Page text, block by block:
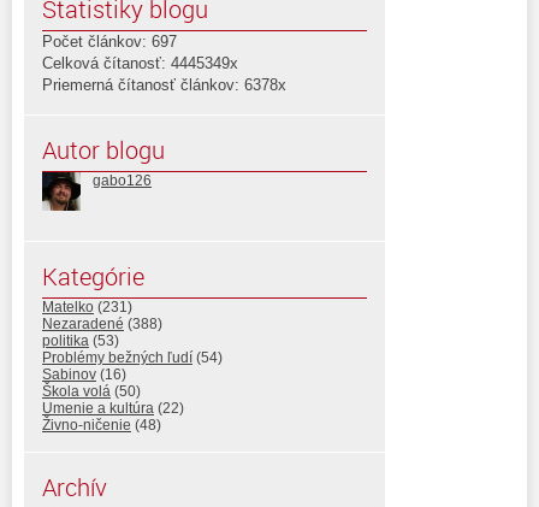
Štatistiky blogu
Počet článkov: 697
Celková čítanosť: 4445349x
Priemerná čítanosť článkov: 6378x
Autor blogu
gabo126
Kategórie
Matelko (231)
Nezaradené (388)
politika (53)
Problémy bežných ľudí (54)
Sabinov (16)
Škola volá (50)
Umenie a kultúra (22)
Živno-ničenie (48)
Archív